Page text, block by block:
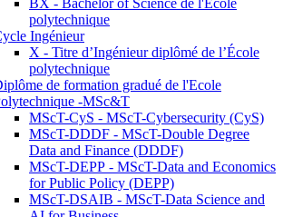
BX - Bachelor of Science de l'Ecole
polytechnique
Ingénieur
X - Titre d’Ingénieur diplômé de l’École
polytechnique
de formation gradué de l'Ecole
-MSc&T
MScT-CyS - MScT-Cybersecurity (CyS)
MScT-DDDF - MScT-Double Degree
Data and Finance (DDDF)
MScT-DEPP - MScT-Data and Economics
for Public Policy (DEPP)
MScT-DSAIB - MScT-Data Science and